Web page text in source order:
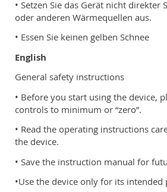
• Setzen Sie das Gerät nicht direkter
oder anderen Wärmequellen aus.
• Essen Sie keinen gelben Schnee
English
General safety instructions
• Before you start using the device,
controls to minimum or “zero”.
• Read the operating instructions
the device.
• Save the instruction manual for
•Use the device only for its intended